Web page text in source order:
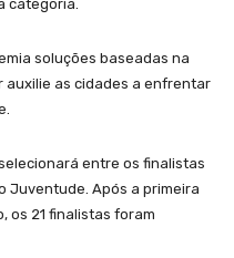
categoria.
soluções baseadas na
as cidades a enfrentar
entre os finalistas
Juventude. Após a primeira
os 21 finalistas foram